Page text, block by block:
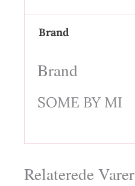
Brand
Brand
SOME BY MI
Relaterede Varer